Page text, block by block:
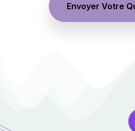
Envoyer Votre